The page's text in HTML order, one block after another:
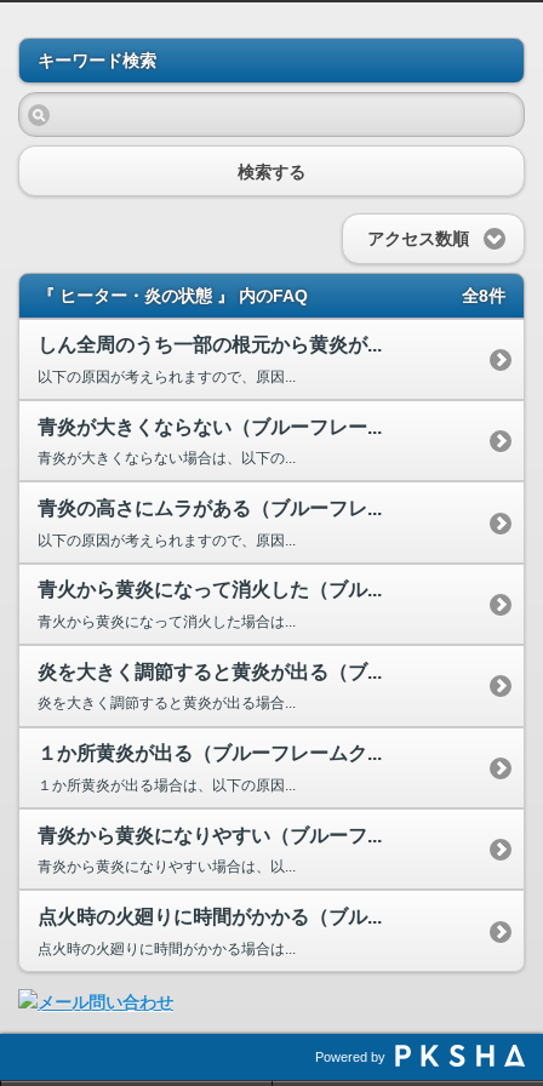
キーワード検索
検索する
アクセス数順
『 ヒーター・炎の状態 』 内のFAQ 全8件
しん全周のうち一部の根元から黄炎が...
以下の原因が考えられますので、原因...
青炎が大きくならない（ブルーフレー...
青炎が大きくならない場合は、以下の...
青炎の高さにムラがある（ブルーフレ...
以下の原因が考えられますので、原因...
青火から黄炎になって消火した（ブル...
青火から黄炎になって消火した場合は...
炎を大きく調節すると黄炎が出る（ブ...
炎を大きく調節すると黄炎が出る場合...
１か所黄炎が出る（ブルーフレームク...
１か所黄炎が出る場合は、以下の原因...
青炎から黄炎になりやすい（ブルーフ...
青炎から黄炎になりやすい場合は、以...
点火時の火廻りに時間がかかる（ブル...
点火時の火廻りに時間がかかる場合は...
Powered by